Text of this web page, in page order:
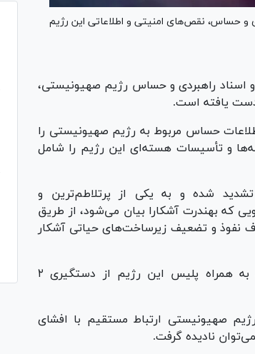
و حساس، نقص‌های امنیتی و اطلاعاتی این رژیم
و اسناد راهبردی و حساس رژیم صهیونیستی،
دست یافته است.
حساس مربوط به رژیم صهیونیستی را
و تأسیسات هسته‌ای این رژیم را شامل
شده و به یکی از پرتلاطم‌ترین و
تعیین‌کننده‌ترین جبهه‌ها در منطقه تبدیل شده است؛ این رویارویی که به‎ندرت آشکارا بیان می‌شود، از طریق
نفوذ و تضعیف زیرساخت‌های حیاتی آشکار
به تازگی سرویس امنیت داخلی رژیم صهیونیستی (شاباک)، به همراه پلیس این رژیم از دستگیری ۲
صهیونیستی ارتباط مستقیم با افشای
نادیده گرفت.